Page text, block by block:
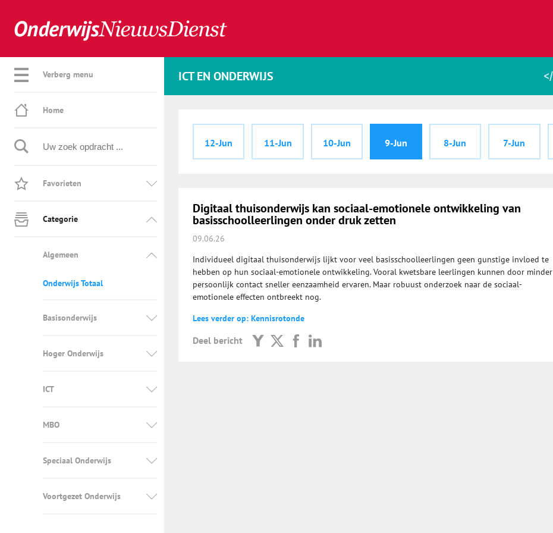
Verberg menu
Home
Favorieten
Categorie
Algemeen
Onderwijs Totaal
Basisonderwijs
Hoger Onderwijs
ICT
MBO
Speciaal Onderwijs
Voortgezet Onderwijs
ICT EN ONDERWIJS
12-Jun 11-Jun 10-Jun 9-Jun 8-Jun 7-Jun
Digitaal thuisonderwijs kan sociaal-emotionele ontwikkeling van
basisschoolleerlingen onder druk zetten
09.06.26
Individueel digitaal thuisonderwijs lijkt voor veel basisschoolleerlingen geen gunstige invloed te
hebben op hun sociaal-emotionele ontwikkeling. Vooral kwetsbare leerlingen kunnen door minder
persoonlijk contact sneller eenzaamheid ervaren. Maar robuust onderzoek naar de sociaal-
emotionele effecten ontbreekt nog.
Lees verder op: Kennisrotonde
Deel bericht